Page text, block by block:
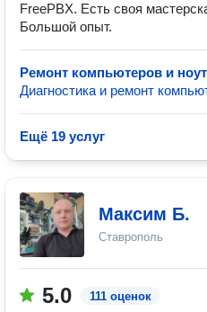
FreePBX. Есть своя
Большой опыт.
Ремонт компьютеров и
Диагностика и ремонт
Ещё 19 услуг
Максим Б.
Ставрополь
5.0 111 оценок